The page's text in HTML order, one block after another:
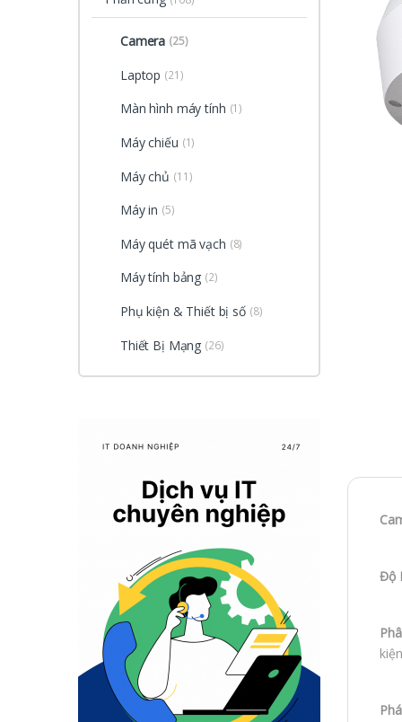
Độ
Camera (25)
Laptop (21)
Màn hình máy tính (1)
Máy chiếu (1)
Máy chủ (11)
Máy in (5)
Máy quét mã vạch (8)
Máy tính bảng (2)
Phụ kiện & Thiết bị số (8)
Thiết Bị Mạng (26)